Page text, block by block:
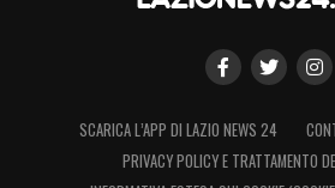
SCARICA L’APP DI LAZIO NEWS 24
PRIVACY POLICY E TRATTAMENTO